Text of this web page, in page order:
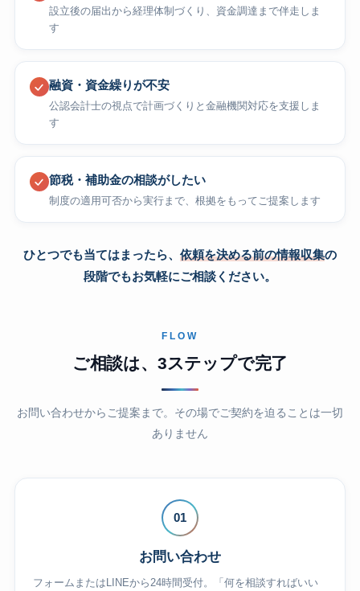
設立後の届出から経理体制づくり、資金調達まで伴走しま
す
融資・資金繰りが不安
公認会計士の視点で計画づくりと金融機関対応を支援しま
す
節税・補助金の相談がしたい
制度の適用可否から実行まで、根拠をもってご提案します
ひとつでも当てはまったら、 依頼を決める前の情報収集の
段階でもお気軽にご相談ください。
FLOW
ご相談は、3ステップで完了
お問い合わせからご提案まで。その場でご契約を迫ることは一切
ありません
01
お問い合わせ
フォームまたはLINEから24時間受付。「何を相談すればいい